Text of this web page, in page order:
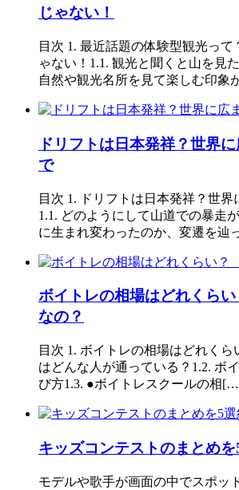
じゃない！
目次 1. 最近話題の体験型観光って
ゃない！1.1. 観光と聞くと山を見
自然や観光名所を見て楽しむ印
ドリフトは日本発祥？世界
で
目次 1. ドリフトは日本発祥？世
1.1. どのようにして山道での暴走
に生まれ変わったのか、変遷を
ボイトレの相場はどれくら
なの？
目次 1. ボイトレの相場はどれくら
はどんな人が通っている？1.2. ボ
び方1.3. ●ボイトレスクールの相
キッズコンテストのまとめ
モデルや歌手が画面の中でスポッ